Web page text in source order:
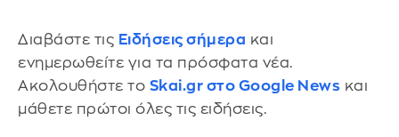
Διαβάστε τις Ειδήσεις σήμερα και
ενημερωθείτε για τα πρόσφατα νέα.
Ακολουθήστε το Skai.gr στο Google News και
μάθετε πρώτοι όλες τις ειδήσεις.